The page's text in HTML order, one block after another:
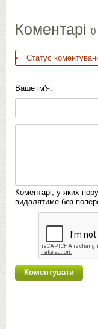
Коментарі 0
Статус
Ваше ім'я:
Коментарі, у яких
видалятиме без